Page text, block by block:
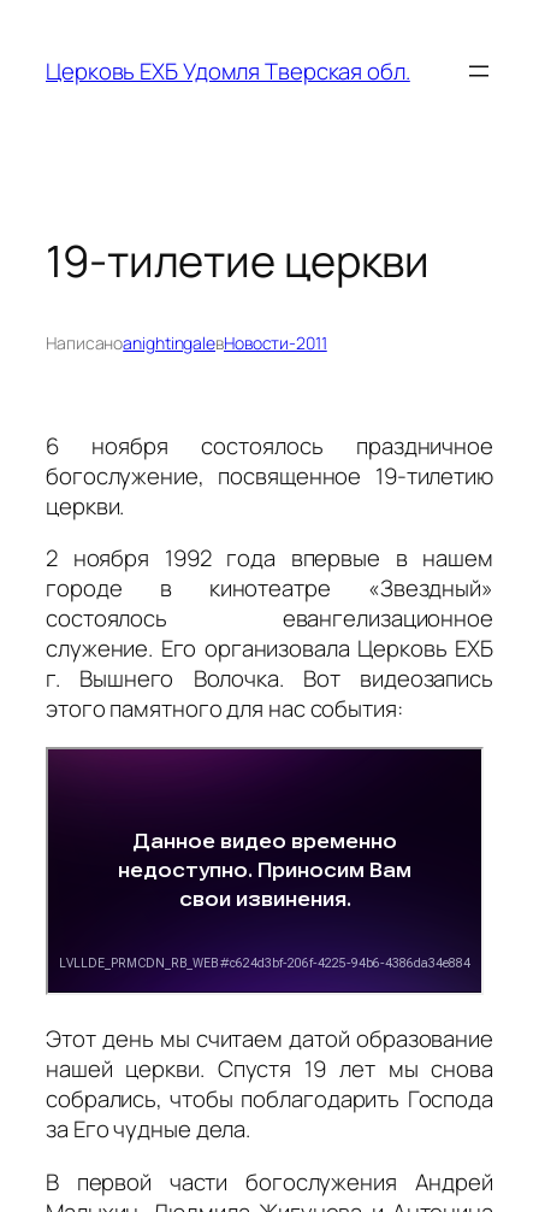
содержимому
Церковь ЕХБ Удомля Тверская обл.
19-тилетие церкви
НаписаноanightingaleвНовости-2011
6 ноября состоялось праздничное
богослужение, посвященное 19-тилетию
церкви.
2 ноября 1992 года впервые в нашем
городе в кинотеатре «Звездный»
состоялось евангелизационное
служение. Его организовала Церковь ЕХБ
г. Вышнего Волочка. Вот видеозапись
этого памятного для нас события:
Этот день мы считаем датой образование
нашей церкви. Спустя 19 лет мы снова
собрались, чтобы поблагодарить Господа
за Его чудные дела.
В первой части богослужения Андрей